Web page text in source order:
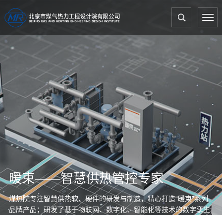
暖束——智慧供热管控专家
煤热院专注智慧供热软、硬件的研发与制造，精心打造“暖束”系列
品牌产品；研发了基于物联网、数字化、智能化等技术的数字孪生